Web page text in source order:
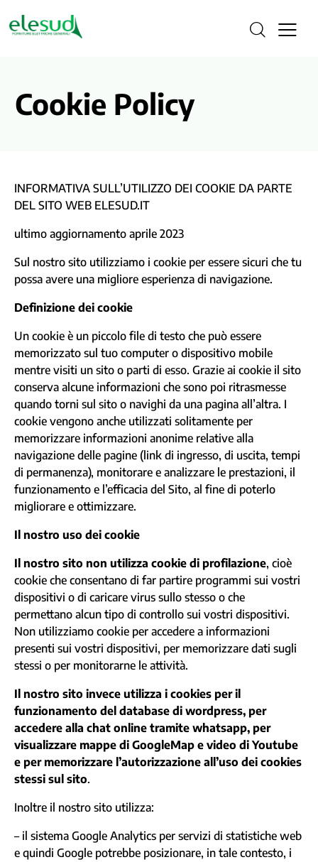
Cookie Policy
INFORMATIVA SULL’UTILIZZO DEI COOKIE DA PARTE
DEL SITO WEB ELESUD.IT
ultimo aggiornamento aprile 2023
Sul nostro sito utilizziamo i cookie per essere sicuri che tu
possa avere una migliore esperienza di navigazione.
Definizione dei cookie
Un cookie è un piccolo file di testo che può essere
memorizzato sul tuo computer o dispositivo mobile
mentre visiti un sito o parti di esso. Grazie ai cookie il sito
conserva alcune informazioni che sono poi ritrasmesse
quando torni sul sito o navighi da una pagina all’altra. I
cookie vengono anche utilizzati solitamente per
memorizzare informazioni anonime relative alla
navigazione delle pagine (link di ingresso, di uscita, tempi
di permanenza), monitorare e analizzare le prestazioni, il
funzionamento e l’efficacia del Sito, al fine di poterlo
migliorare e ottimizzare.
Il nostro uso dei cookie
Il nostro sito non utilizza cookie di profilazione, cioè
cookie che consentano di far partire programmi sui vostri
dispositivi o di caricare virus sullo stesso o che
permettano alcun tipo di controllo sui vostri dispositivi.
Non utilizziamo cookie per accedere a informazioni
presenti sui vostri dispositivi, per memorizzare dati sugli
stessi o per monitorarne le attività.
Il nostro sito invece utilizza i cookies per il
funzionamento del database di wordpress, per
accedere alla chat online tramite whatsapp, per
visualizzare mappe di GoogleMap e video di Youtube
e per memorizzare l’autorizzazione all’uso dei cookies
stessi sul sito.
Inoltre il nostro sito utilizza:
– il sistema Google Analytics per servizi di statistiche web
e quindi Google potrebbe posizionare, in tale contesto, i